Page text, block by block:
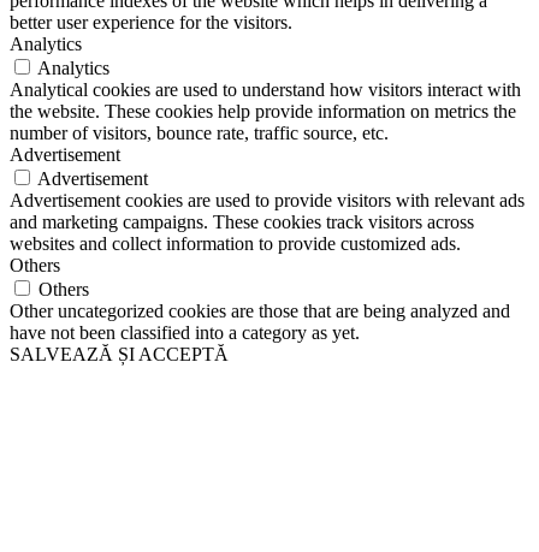
better user experience for the visitors.
Analytics
Analytics
Analytical cookies are used to understand how visitors interact with
the website. These cookies help provide information on metrics the
number of visitors, bounce rate, traffic source, etc.
Advertisement
Advertisement
Advertisement cookies are used to provide visitors with relevant ads
and marketing campaigns. These cookies track visitors across
websites and collect information to provide customized ads.
Others
Others
Other uncategorized cookies are those that are being analyzed and
have not been classified into a category as yet.
SALVEAZĂ ȘI ACCEPTĂ